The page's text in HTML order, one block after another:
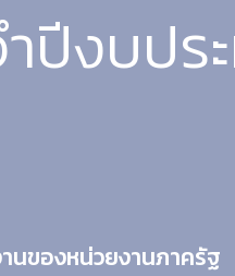
ำปีงบป
นของหน่วยงานภาครัฐ